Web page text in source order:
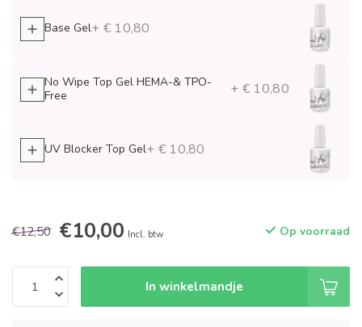
Base Gel+ € 10,80
No Wipe Top Gel HEMA-& TPO-
Free
+ € 10,80
UV Blocker Top Gel+ € 10,80
€12,50 €10,00 Incl. btw Op voorraad
In winkelmandje